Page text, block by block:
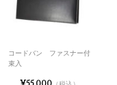
コードバン ファスナー付
束入